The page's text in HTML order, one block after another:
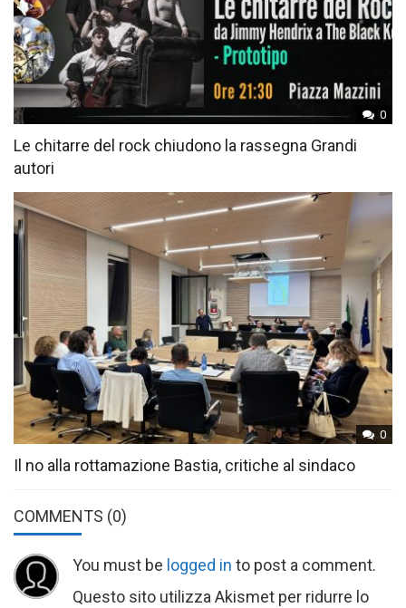
0
Le chitarre del rock chiudono la rassegna Grandi
autori
0
Il no alla rottamazione Bastia, critiche al sindaco
COMMENTS (0)
You must be logged in to post a comment.
Questo sito utilizza Akismet per ridurre lo